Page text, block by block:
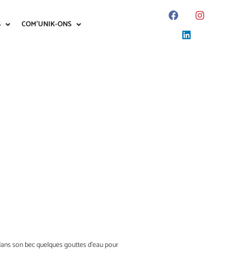
COM’UNIK-ONS
son bec quelques gouttes d’eau pour